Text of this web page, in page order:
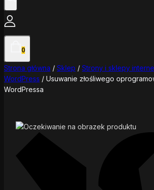
0
Strona główna / Sklep / Strony i sklepy
WordPress / Usuwanie złośliwego
WordPressa